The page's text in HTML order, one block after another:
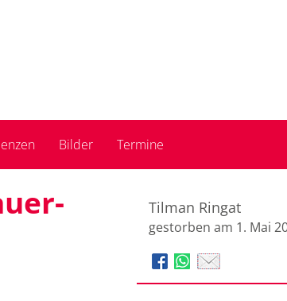
Bilder Termine
Tilman Ringat
gestorben am 1. Mai